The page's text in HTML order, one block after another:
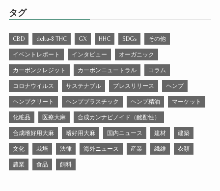
タグ
CBD delta-8 THC GX HHC SDGs その他
イベントレポート インタビュー オーガニック
カーボンクレジット カーボンニュートラル コラム
コロナウイルス サステナブル プレスリリース ヘンプ
ヘンプクリート ヘンププラスチック ヘンプ精油 マーケット
化粧品 医療大麻 合成カンナビノイド（酩酊性）
合成嗜好用大麻 嗜好用大麻 国内ニュース 建材 建築
文化 栽培 法律 海外ニュース 産業 繊維 衣類
農業 食品 飼料